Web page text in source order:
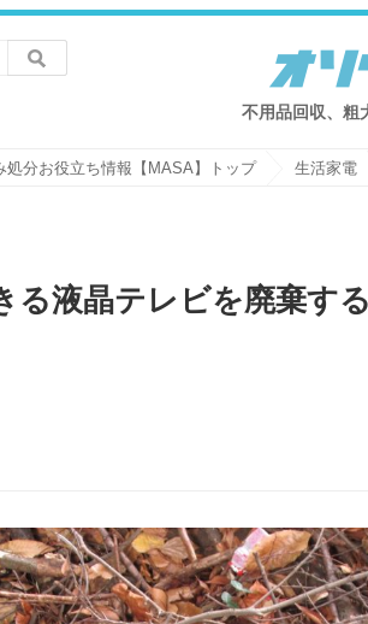
不用品回収、粗
処分お役立ち情報【MASA】トップ 生活家電
る液晶テレビを廃棄す